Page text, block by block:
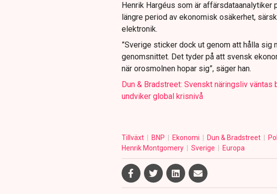
Henrik Hargéus som är
längre period av ekonomisk osäkerhet,
elektronik.
”Sverige sticker dock ut genom att hålla sig
genomsnittet. Det tyder på att svensk
när orosmolnen hopar sig”, säger han.
Dun & Bradstreet: Svenskt näringsliv
undviker global krisnivå
Tillväxt BNP Ekonomi Dun & Bradstreet
Henrik Montgomery
Sverige Europa